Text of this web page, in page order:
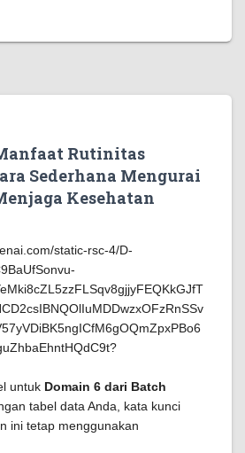
Rutinitas
Sederhana Mengurai
Kesehatan
untuk Domain 6 dari Batch
tabel data Anda, kata kunci
ini tetap menggunakan